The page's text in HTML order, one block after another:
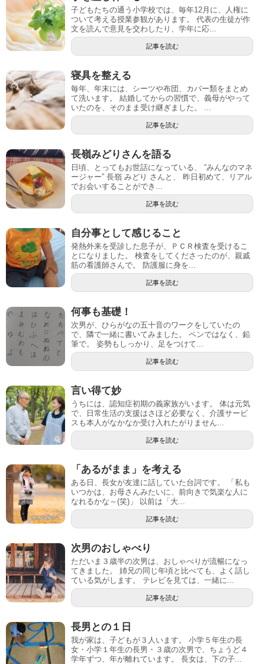
子どもたちの通う小学校では、毎年12月に、人権に
ついて考える授業参観があります。 代表の生徒が作
文を読んで意見を交わしたり、学年に応...
記事を読む
寝具を整える
毎年、年末には、シーツや布団、カバー類をまとめ
て洗います。 結婚してからの習慣で、義母がやって
いたのを、そのまま受け継ぎました。 ...
記事を読む
長嶺みどりさんを語る
日頃、とってもお世話になっている、 “みんなのマネ
ージャー” 長嶺 みどり さんと、 昨日初めて、リアル
でお会いすることができ...
記事を読む
自分事として感じること
発熱外来を受診した息子が、ＰＣＲ検査を受けるこ
とになりました。 検査をしてくださったのが、親戚
筋の看護師さんで。 防護服に身を...
記事を読む
何事も基礎！
次男が、ひらがなの五十音のワークをしていたの
で、隣で一緒に書いてみました。 ペンではなく、鉛
筆で。 姿勢もしっかり、足をつけて...
記事を読む
言い得て妙
うちには、認知症初期の義家族がいます。 体は元気
で、日常生活の支援はさほど必要なく、介護サービ
スも本人がなかなか受け入れたがりません...
記事を読む
「あるがまま」を考える
ある日、長女が友達に話していた台詞です。 「私も
いつかは、お母さんみたいに、前向きで気楽な人に
なれるかな～(笑)」 以前は「大...
記事を読む
次男のおしゃべり
ただいま３歳半の次男は、おしゃべりが流暢になっ
てきました。 姉兄の同じ年頃と比べても、よく話し
ている気がします。 テレビを見ては、一緒に...
記事を読む
長男との１日
我が家は、子どもが３人います。 小学５年生の長
女・小学１年生の長男・３歳の次男で、ちょうど４
学年ずつ、年が離れています。 長女は、下の子...